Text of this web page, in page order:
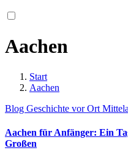
Aachen
Start
Aachen
Blog Geschichte vor Ort
Aachen für Anfänger: Ein
Großen